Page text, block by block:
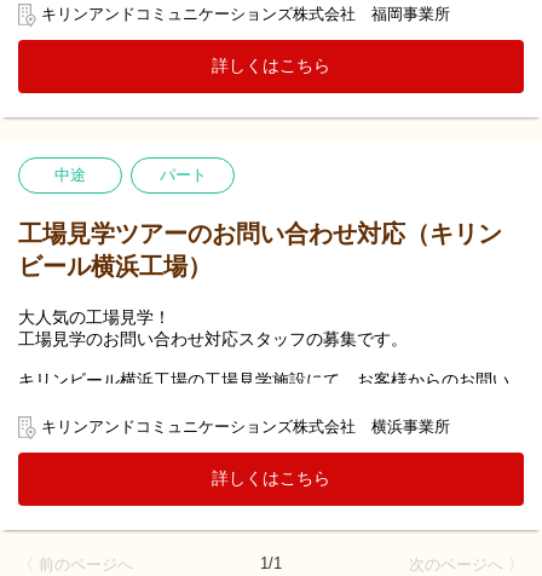
す。
変更の範囲：当面の間、テイスティングスタッフに従事頂く予定
ただし、ご本人の適性や状況により受付・お問い合わせ対応業
務、ショップ業務（テイスティング以外の職種）も従事して頂く
キリンアンドコミュニケーションズ株式会社 福岡事業所
詳しくはこちら
中途 パート
工場見学ツアーのお問い合わせ対応（キリン
ビール横浜工場）
大人気の工場見学！
工場見学のお問い合わせ対応スタッフの募集です。
キリンビール横浜工場の工場見学施設にて、お客様からのお問い
変更の範囲：当面の間、お問い合わせ対応スタッフに従事頂く予
ただし、ご本人の適性や状況により受付業務、テイスティング業
務、ショップ業務（お問い合わせ対応以外の職種）も従事して頂
く可能性があります。
キリンアンドコミュニケーションズ株式会社 横浜事業所
詳しくはこちら
〈 前のページへ 1/1 次のページへ 〉